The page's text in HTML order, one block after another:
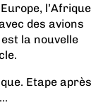
l’Afrique
des avions
la nouvelle
Etape après